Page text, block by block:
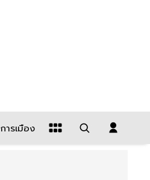
การเมือง